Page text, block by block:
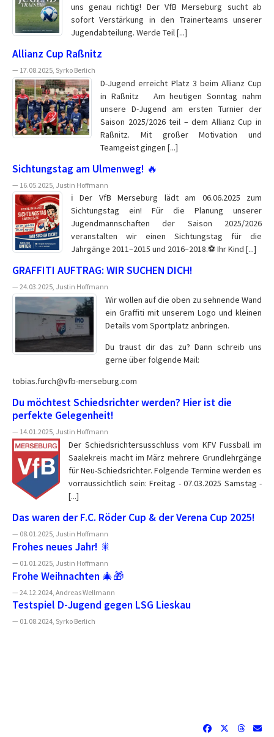
uns genau richtig! Der VfB Merseburg sucht ab
sofort Verstärkung in den Trainerteams unserer
Jugendabteilung. Werde Teil [...]
Allianz Cup Raßnitz
— 17.08.2025, Syrko Berlich
D-Jugend erreicht Platz 3 beim Allianz Cup
in Raßnitz Am heutigen Sonntag nahm
unsere D-Jugend am ersten Turnier der
Saison 2025/2026 teil – dem Allianz Cup in
Raßnitz. Mit großer Motivation und
Teamgeist gingen [...]
Sichtungstag am Ulmenweg! 🔥
— 16.05.2025, Justin Hoffmann
ℹ️ Der VfB Merseburg lädt am 06.06.2025 zum
Sichtungstag ein! Für die Planung unserer
Jugendmannschaften der Saison 2025/2026
veranstalten wir einen Sichtungstag für die
Jahrgänge 2011–2015 und 2016–2018.⚽ Ihr Kind [...]
GRAFFITI AUFTRAG: WIR SUCHEN DICH!
— 24.03.2025, Justin Hoffmann
Wir wollen auf die oben zu sehnende Wand
ein Graffiti mit unserem Logo und kleinen
Details vom Sportplatz anbringen.
Du traust dir das zu? Dann schreib uns
gerne über folgende Mail:
tobias.furch@vfb-merseburg.com
Du möchtest Schiedsrichter werden? Hier ist die
perfekte Gelegenheit!
— 14.01.2025, Justin Hoffmann
Der Schiedsrichtersusschluss vom KFV Fussball im
Saalekreis macht im März mehrere Grundlehrgänge
für Neu-Schiedsrichter. Folgende Termine werden es
vorraussichtlich sein: Freitag - 07.03.2025 Samstag -
[...]
Das waren der F.C. Röder Cup & der Verena Cup 2025!
— 08.01.2025, Justin Hoffmann
Frohes neues Jahr! 🎇
— 01.01.2025, Justin Hoffmann
Frohe Weihnachten 🎄🎁
— 24.12.2024, Andreas Wellmann
Testspiel D-Jugend gegen LSG Lieskau
— 01.08.2024, Syrko Berlich